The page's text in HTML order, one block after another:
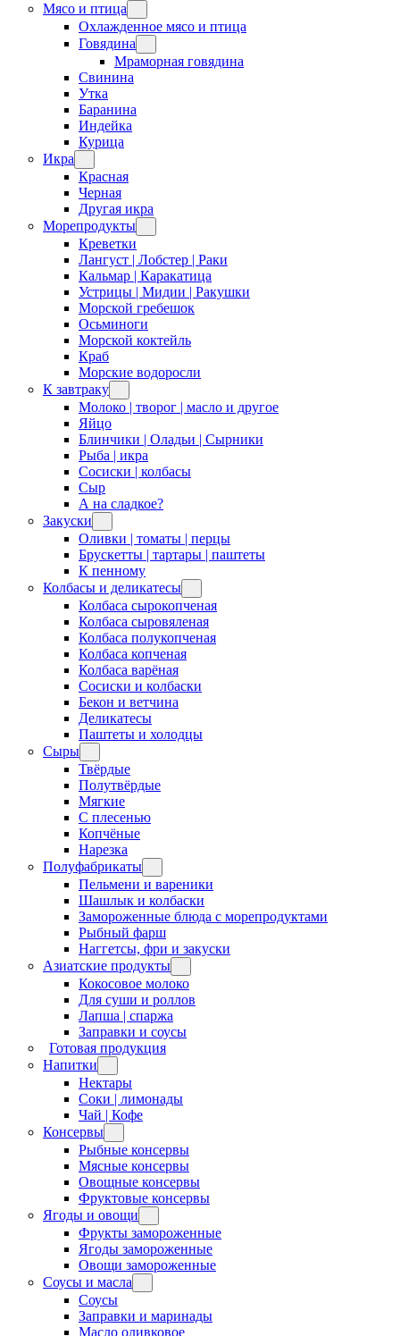
Мясо и птица
Охлажденное мясо и птица
Говядина
Мраморная говядина
Свинина
Утка
Баранина
Индейка
Курица
Икра
Красная
Черная
Другая икра
Морепродукты
Креветки
Лангуст | Лобстер | Раки
Кальмар | Каракатица
Устрицы | Мидии | Ракушки
Морской гребешок
Осьминоги
Морской коктейль
Краб
Морские водоросли
К завтраку
Молоко | творог | масло и другое
Яйцо
Блинчики | Оладьи | Сырники
Рыба | икра
Сосиски | колбасы
Сыр
А на сладкое?
Закуски
Оливки | томаты | перцы
Брускетты | тартары | паштеты
К пенному
Колбасы и деликатесы
Колбаса сырокопченая
Колбаса сыровяленая
Колбаса полукопченая
Колбаса копченая
Колбаса варёная
Сосиски и колбаски
Бекон и ветчина
Деликатесы
Паштеты и холодцы
Сыры
Твёрдые
Полутвёрдые
Мягкие
С плесенью
Копчёные
Нарезка
Полуфабрикаты
Пельмени и вареники
Шашлык и колбаски
Замороженные блюда с морепродуктами
Рыбный фарш
Наггетсы, фри и закуски
Азиатские продукты
Кокосовое молоко
Для суши и роллов
Лапша | спаржа
Заправки и соусы
Готовая продукция
Напитки
Нектары
Соки | лимонады
Чай | Кофе
Консервы
Рыбные консервы
Мясные консервы
Овощные консервы
Фруктовые консервы
Ягоды и овощи
Фрукты замороженные
Ягоды замороженные
Овощи замороженные
Соусы и масла
Соусы
Заправки и маринады
Масло оливковое